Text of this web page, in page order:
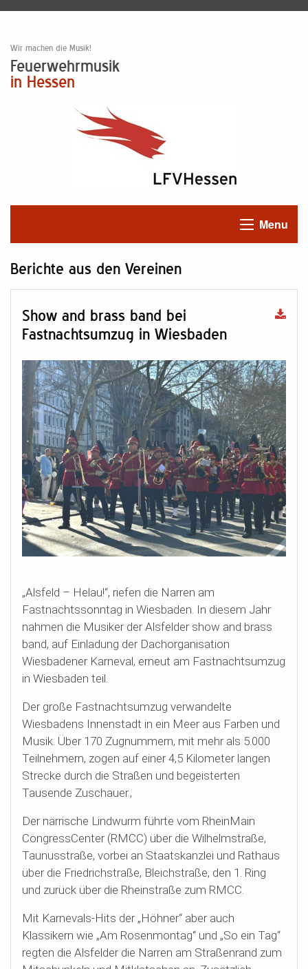
Wir machen die Musik!
Feuerwehrmusik
in Hessen
Menu
Berichte aus den Vereinen
Show and brass band bei
Fastnachtsumzug in Wiesbaden
„Alsfeld – Helau!“, riefen die Narren am
Fastnachtssonntag in Wiesbaden. In diesem Jahr
nahmen die Musiker der Alsfelder show and brass
band, auf Einladung der Dachorganisation
Wiesbadener Karneval, erneut am Fastnachtsumzug
in Wiesbaden teil.
Der große Fastnachtsumzug verwandelte
Wiesbadens Innenstadt in ein Meer aus Farben und
Musik. Über 170 Zugnummern, mit mehr als 5.000
Teilnehmern, zogen auf einer 4,5 Kilometer langen
Strecke durch die Straßen und begeisterten
Tausende Zuschauer.,
Der närrische Lindwurm führte vom RheinMain
CongressCenter (RMCC) über die Wilhelmstraße,
Taunusstraße, vorbei an Staatskanzlei und Rathaus
über die Friedrichstraße, Bleichstraße, den 1. Ring
und zurück über die Rheinstraße zum RMCC.
Mit Karnevals-Hits der „Höhner“ aber auch
Klassikern wie „Am Rosenmontag“ und „So ein Tag“
regten die Alsfelder die Narren am Straßenrand zum